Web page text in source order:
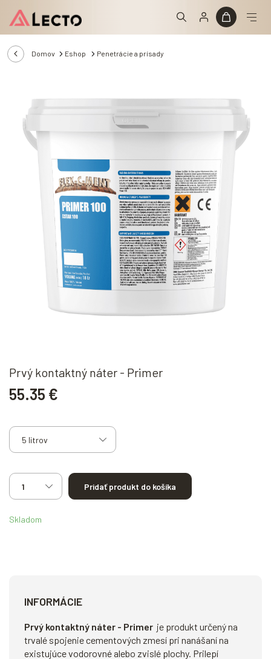
Domov Eshop Penetrácie a prísady
Prvý kontaktný náter - Primer
55.35 €
Pridať produkt do košíka
Skladom
INFORMÁCIE
Prvý kontaktný náter - Primer je produkt určený na
trvalé spojenie cementových zmesí pri nanášaní na
existujúce vodorovné alebo zvislé plochy. Prilepí